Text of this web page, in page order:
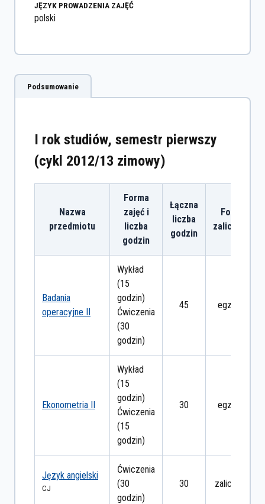
JĘZYK PROWADZENIA ZAJĘĆ
polski
Podsumowanie
I rok studiów, semestr pierwszy
(cykl 2012/13 zimowy)
Nazwa
przedmiotu
Forma
zajęć i
liczba
godzin
Łączna
liczba
godzin
Forma
zaliczenia
Badania
operacyjne II
Wykład
(15
godzin)
Ćwiczenia
(30
godzin)
45 egzamin
Ekonometria II
Wykład
(15
godzin)
Ćwiczenia
(15
godzin)
30 egzamin
Język angielski
CJ
Ćwiczenia
(30
godzin)
30 zaliczenie